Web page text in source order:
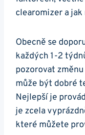
clearomizer a
Obecně se
každých 1-2
pozorovat
může být dobré
Nejlepší je
je zcela
které můžete